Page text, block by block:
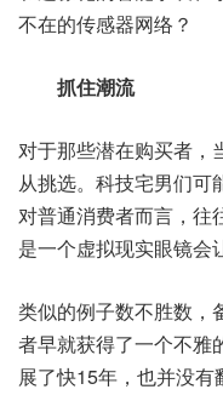
不在的传感器网络？
抓住潮流
对于那些潜在购买者，
从挑选。科技宅男们可
对普通消费者而言，往
是一个虚拟现实眼镜会
类似的例子数不胜数，
者早就获得了一个不雅
展了快15年，也并没有